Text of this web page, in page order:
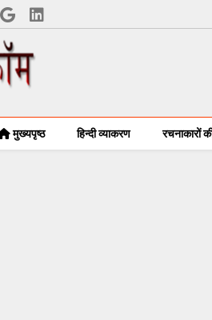
मुख्यपृष्ठ हिन्दी व्याकरण रचनाकारों